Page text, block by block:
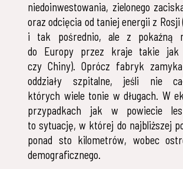
niedoinwestowania, zielonego
oraz odcięcia od taniej energii z
i tak pośrednio, ale z pokaźną
do Europy przez kraje takie jak
czy Chiny). Oprócz fabryk
oddziały szpitalne, jeśli nie
których wiele tonie w długach. W
przypadkach jak w powiecie
to sytuację, w której do najbliższej
ponad sto kilometrów, wobec
demograficznego.